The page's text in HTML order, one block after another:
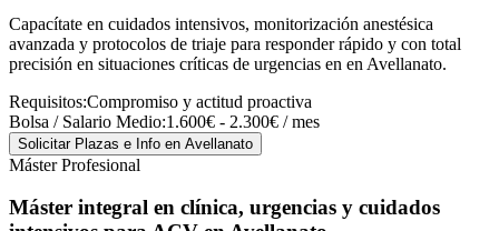
Capacítate en cuidados intensivos, monitorización anestésica
avanzada y protocolos de triaje para responder rápido y con total
precisión en situaciones críticas de urgencias en en Avellanato.
Requisitos:Compromiso y actitud proactiva
Bolsa / Salario Medio:1.600€ - 2.300€ / mes
Solicitar Plazas e Info en Avellanato
Máster Profesional
Máster integral en clínica, urgencias y cuidados